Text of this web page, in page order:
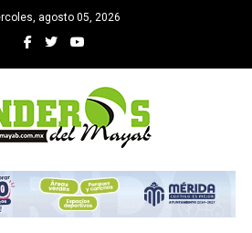
agosto 05, 2026
DEL MAYAB